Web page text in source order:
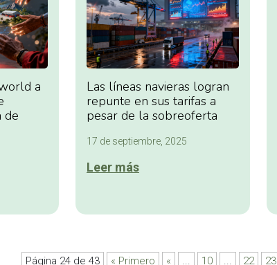
a
de
Las líneas navieras logran
repunte en sus tarifas a
pesar de la sobreoferta
17 de septiembre, 2025
Leer más
Página 24 de 43 « Primero « 10 22 23